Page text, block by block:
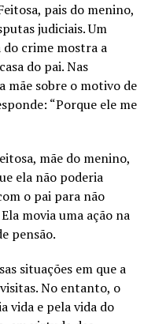
pais do menino,
judiciais. Um
crime mostra a
do pai. Nas
mãe sobre o motivo de
“Porque ele me
mãe do menino,
ela não poderia
o pai para não
movia uma ação na
pensão.
situações em que a
No entanto, o
vida e pela vida do